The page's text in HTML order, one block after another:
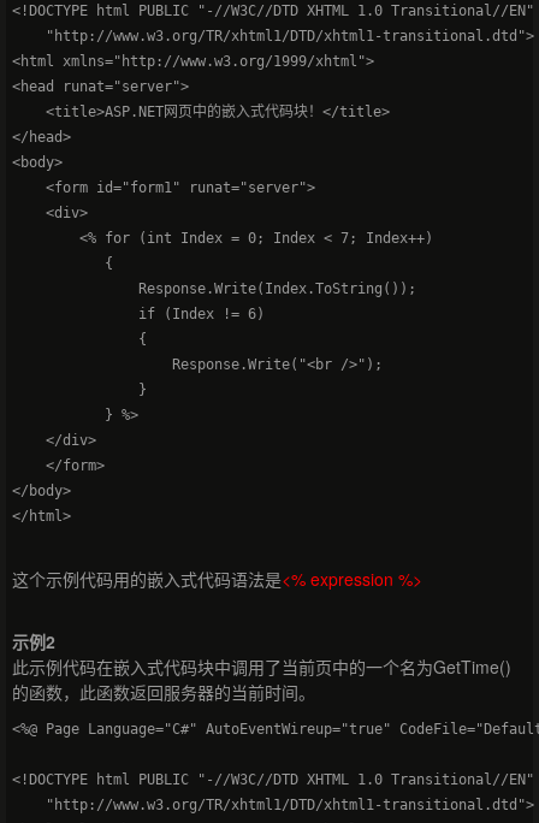
<!DOCTYPE html PUBLIC "-//W3C//DTD XHTML 1.0 Transitional//EN"
    "http://www.w3.org/TR/xhtml1/DTD/xhtml1-transitional.dtd">
<html xmlns="http://www.w3.org/1999/xhtml">
<head runat="server">
    <title>ASP.NET网页中的嵌入式代码块！</title>
</head>
<body>
    <form id="form1" runat="server">
    <div>
        <% for (int Index = 0; Index < 7; Index++)
           {
               Response.Write(Index.ToString());
               if (Index != 6)
               {
                   Response.Write("<br />");
               }
           } %>
    </div>
    </form>
</body>
这个示例代码用的嵌入式代码语法是<% expression %>
示例2
此示例代码在嵌入式代码块中调用了当前页中的一个名为GetTime()
的函数，此函数返回服务器的当前时间。
<%@ Page Language="C#" AutoEventWireup="true"
<!DOCTYPE html PUBLIC "-//W3C//DTD XHTML 1.0 Transitional//EN"
    "http://www.w3.org/TR/xhtml1/DTD/xhtml1-transitional.dtd">